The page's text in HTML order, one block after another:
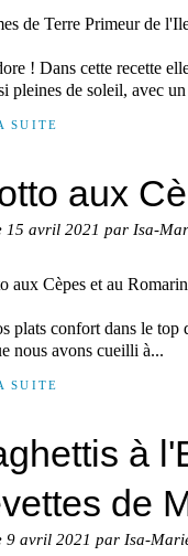
! Dans cette recette
pleines de soleil, avec
SUITE
aux
15 avril 2021 par Isa-
plats confort dans le top
nous avons cueilli à...
SUITE
à
de
9 avril 2021 par Isa-